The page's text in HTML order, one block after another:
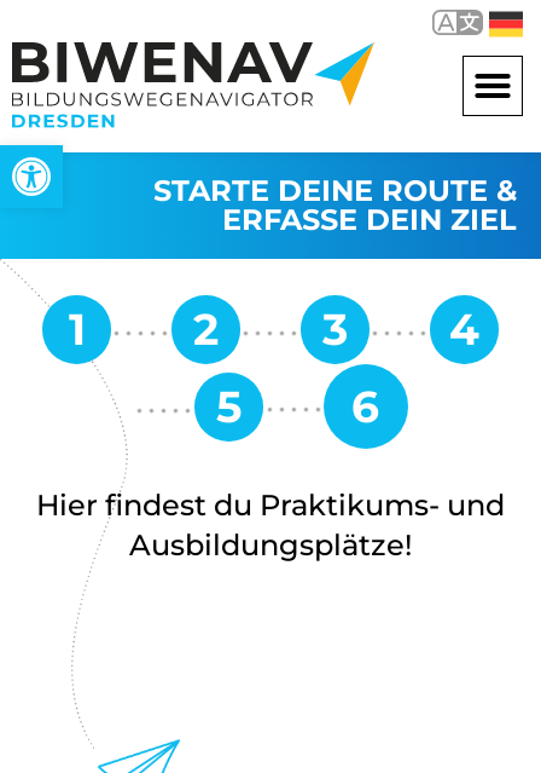
Werkzeugleiste öffnen
STARTE DEINE ROUTE &
ERFASSE DEIN ZIEL
Hier findest du Praktikums- und
Ausbildungsplätze!